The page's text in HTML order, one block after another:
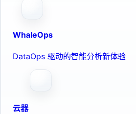
WhaleOps
DataOps 驱动的智能分析新体验
云器